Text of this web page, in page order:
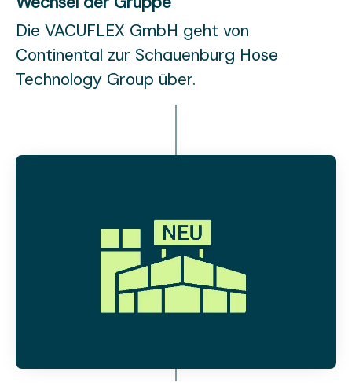
Die VACUFLEX GmbH geht von
Continental zur Schauenburg Hose
Technology Group über.